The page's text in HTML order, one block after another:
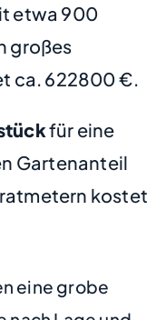
etwa 900
großes
ca. 622800 €.
für eine
Gartenanteil
kostet
eine grobe